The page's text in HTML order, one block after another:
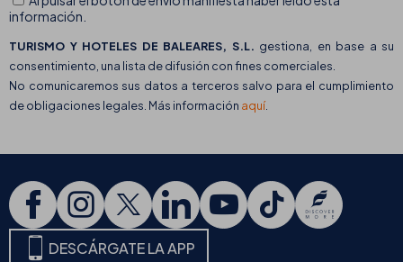
información.
TURISMO Y HOTELES DE BALEARES, S.L. gestiona, en base a su
consentimiento, una lista de difusión con fines comerciales.
No comunicaremos sus datos a terceros salvo para el cumplimiento
de obligaciones legales. Más información aquí
DESCÁRGATE LA APP